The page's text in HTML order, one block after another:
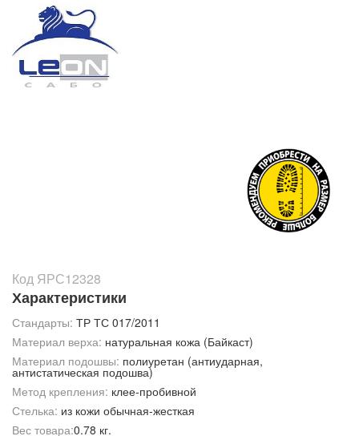
Код ЯРС12328
Характеристики
Стандарты: ТР ТС 017/2011
Материал верха: натуральная кожа (Байкаст)
Материал подошвы: полиуретан (антиударная,
антистатическая подошва)
Метод крепления: клее-пробивной
Стелька: из кожи обычная-жесткая
Вес товара:0.78 кг.